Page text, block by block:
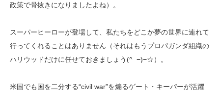
政策で骨抜きになりましたよね）。
スーパーヒーローが登場して、私たちをどこか夢の世界に連れて
行ってくれることはありません（それはもうプロパガンダ組織の
ハリウッドだけに任せておきましょう(^_−)−☆）。
米国でも国を二分する“civil war”を煽るゲート・キーパーが活躍